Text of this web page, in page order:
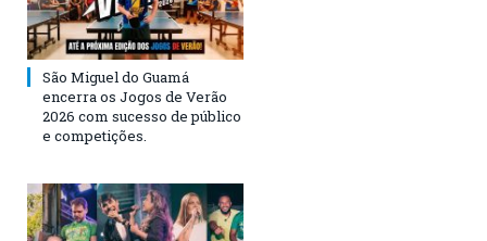
São Miguel do Guamá
encerra os Jogos de Verão
2026 com sucesso de público
e competições.